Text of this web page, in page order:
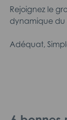
Rejoignez le
dynamique du
Adéquat,